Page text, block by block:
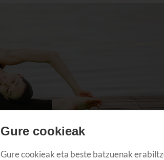
Gure cookieak
Gure cookieak eta beste batzuenak